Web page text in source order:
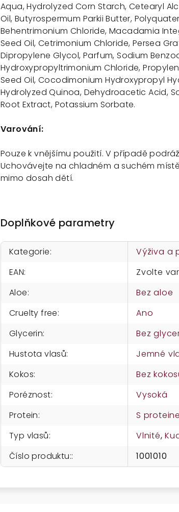
Aqua, Hydrolyzed Corn Starch, Cetearyl
Oil, Butyrospermum Parkii Butter,
Behentrimonium Chloride, Macadamia
Seed Oil, Cetrimonium Chloride, Persea
Dipropylene Glycol, Parfum, Sodium
Hydroxypropyltrimonium Chloride,
Seed Oil, Cocodimonium Hydroxypropyl
Hydrolyzed Quinoa, Dehydroacetic Acid,
Root Extract, Potassium Sorbate.
Varování:
Pouze k vnějšímu použití. V případě
Uchovávejte na chladném a suchém
mimo dosah dětí.
Doplňkové parametry
Kategorie:
Výživa a
EAN:
Zvolte
Aloe:
Bez aloe
Cruelty free:
Ano
Glycerin:
Bez
Hustota vlasů: Jemné
Kokos:
Bez
Poréznost:
Vysoká
Protein:
S
Typ vlasů: Vlnité,
Číslo produktu:: 1001010